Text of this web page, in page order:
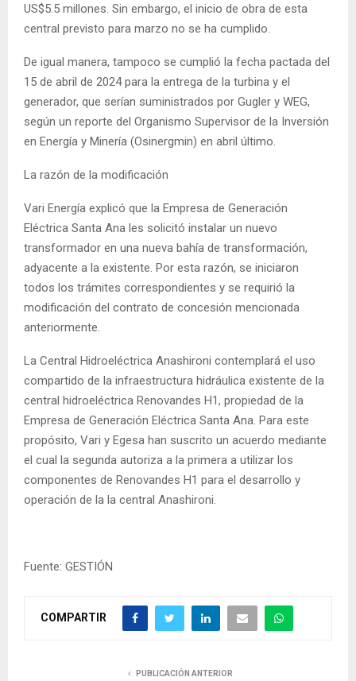
US$5.5 millones. Sin embargo, el inicio de obra de esta
central previsto para marzo no se ha cumplido.
De igual manera, tampoco se cumplió la fecha pactada del
15 de abril de 2024 para la entrega de la turbina y el
generador, que serían suministrados por Gugler y WEG,
según un reporte del Organismo Supervisor de la Inversión
en Energía y Minería (Osinergmin) en abril último.
La razón de la modificación
Vari Energía explicó que la Empresa de Generación
Eléctrica Santa Ana les solicitó instalar un nuevo
transformador en una nueva bahía de transformación,
adyacente a la existente. Por esta razón, se iniciaron
todos los trámites correspondientes y se requirió la
modificación del contrato de concesión mencionada
anteriormente.
La Central Hidroeléctrica Anashironi contemplará el uso
compartido de la infraestructura hidráulica existente de la
central hidroeléctrica Renovandes H1, propiedad de la
Empresa de Generación Eléctrica Santa Ana. Para este
propósito, Vari y Egesa han suscrito un acuerdo mediante
el cual la segunda autoriza a la primera a utilizar los
componentes de Renovandes H1 para el desarrollo y
operación de la la central Anashironi.
Fuente: GESTIÓN
COMPARTIR
PUBLICACIÓN ANTERIOR